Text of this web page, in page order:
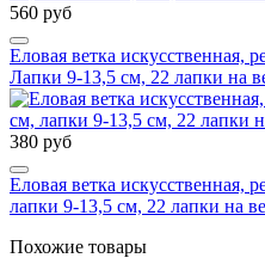
560 руб
Еловая ветка искусственная,
Лапки 9-13,5 см, 22 лапки на
380 руб
Еловая ветка искусственная,
лапки 9-13,5 см, 22 лапки на
Похожие товары